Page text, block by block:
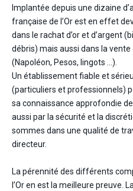
Implantée depuis une dizaine
française de l’Or est en effet
dans le rachat d’or et d’argent
débris) mais aussi dans la vente
(Napoléon, Pesos, lingots …).
Un établissement fiable et
(particuliers et professionnels)
sa connaissance approfondie
aussi par la sécurité et la
sommes dans une qualité de
directeur.
La pérennité des différents
l’Or en est la meilleure preuve.